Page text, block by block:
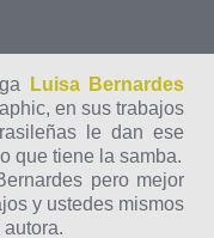
Luisa Bernardes
en sus trabajos
le dan ese
que tiene la samba.
pero mejor
y ustedes mismos